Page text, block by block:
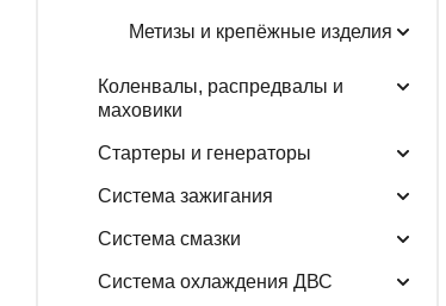
Метизы и крепёжные изделия
Коленвалы, распредвалы и
маховики
Стартеры и генераторы
Система зажигания
Система смазки
Система охлаждения ДВС